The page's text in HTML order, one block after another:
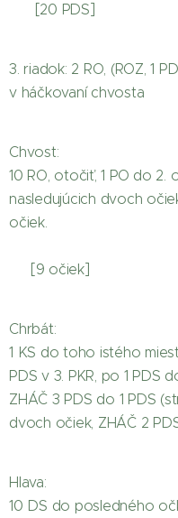
[20 PDS]
3. riadok: 2 RO, (ROZ, 1
v háčkovaní
Chvost:
10 RO, otočiť, 1 PO do 2.
nasledujúcich dvoch
[9 očiek]
Chrbát:
1 KS do toho istého
PDS v 3. PKR, po 1 PDS
ZHÁČ 3 PDS do 1 PDS
dvoch očiek, ZHÁČ
Hlava:
10 DS do posledného